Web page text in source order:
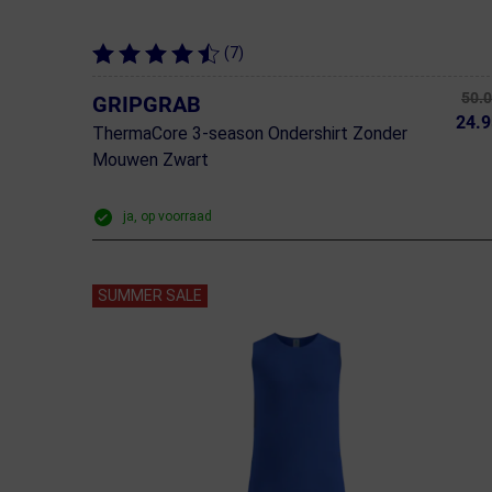
(7)
GRIPGRAB
ThermaCore 3-season Ondershirt Zonder
Mouwen Zwart
ja, op voorraad
SUMMER SALE